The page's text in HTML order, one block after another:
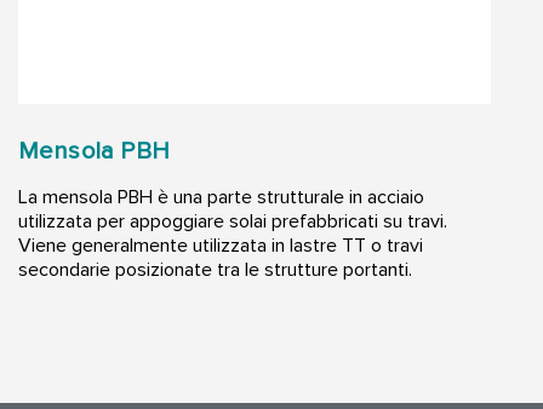
Mensola PBH
La mensola PBH è una parte strutturale in acciaio
utilizzata per appoggiare solai prefabbricati su travi.
Viene generalmente utilizzata in lastre TT o travi
secondarie posizionate tra le strutture portanti.